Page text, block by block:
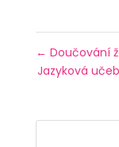
← Doučování
Jazyková